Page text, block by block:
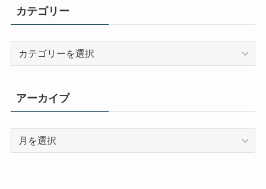
カテゴリー
リ
ー
アーカイブ